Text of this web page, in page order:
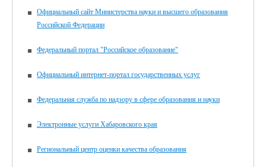
Официальный сайт Министерства науки и высшего образования
Российской Федерации
Федеральный портал "Российское образование"
Официальный интернет-портал государственных услуг
Федеральная служба по надзору в сфере образования и науки
Электронные услуги Хабаровского края
Региональный центр оценки качества образования